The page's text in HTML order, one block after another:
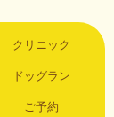
クリニック
ドッグラン
ご予約